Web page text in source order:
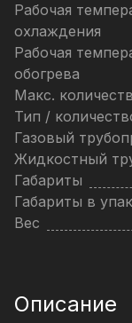
Рабочая
охлаждения
Рабочая
обогрева
Макс.
Тип /
Газовый
Жидкостный
Габариты
Габариты в
Вес
Описание